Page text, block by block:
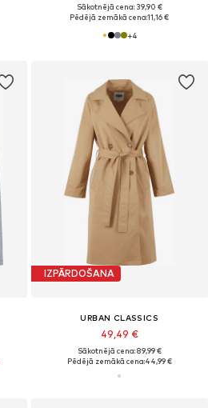
Sākotnējā cena: 39,90 €
Pēdējā zemākā cena:11,16 €
+4
IZPĀRDOŠANA
URBAN CLASSICS
49,49 €
Sākotnējā cena: 89,99 €
Pēdējā zemākā cena:44,99 €